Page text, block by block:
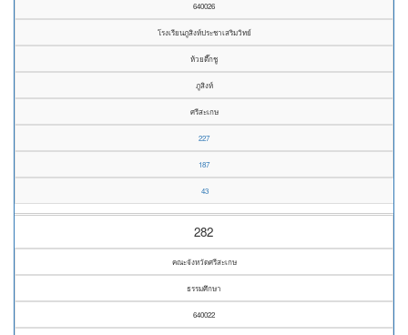
640026
โรงเรียนภูสิงห์ประชาเสริมวิทย์
ห้วยตึ๊กชู
ภูสิงห์
ศรีสะเกษ
227
187
43
282
คณะจังหวัดศรีสะเกษ
ธรรมศึกษา
640022